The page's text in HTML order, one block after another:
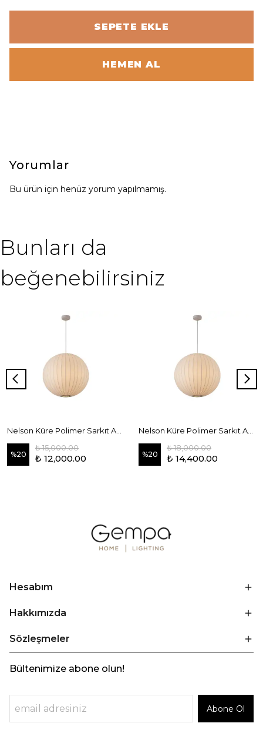
SEPETE EKLE
HEMEN AL
Yorumlar
Bu ürün için henüz yorum yapılmamış.
Bunları da
beğenebilirsiniz
%20
₺ 15,000.00
₺ 12,000.00 %20
₺ 18,000.00
₺ 14,400.00
Hesabım
Hakkımızda
Sözleşmeler
Bültenimize abone olun!
Abone Ol